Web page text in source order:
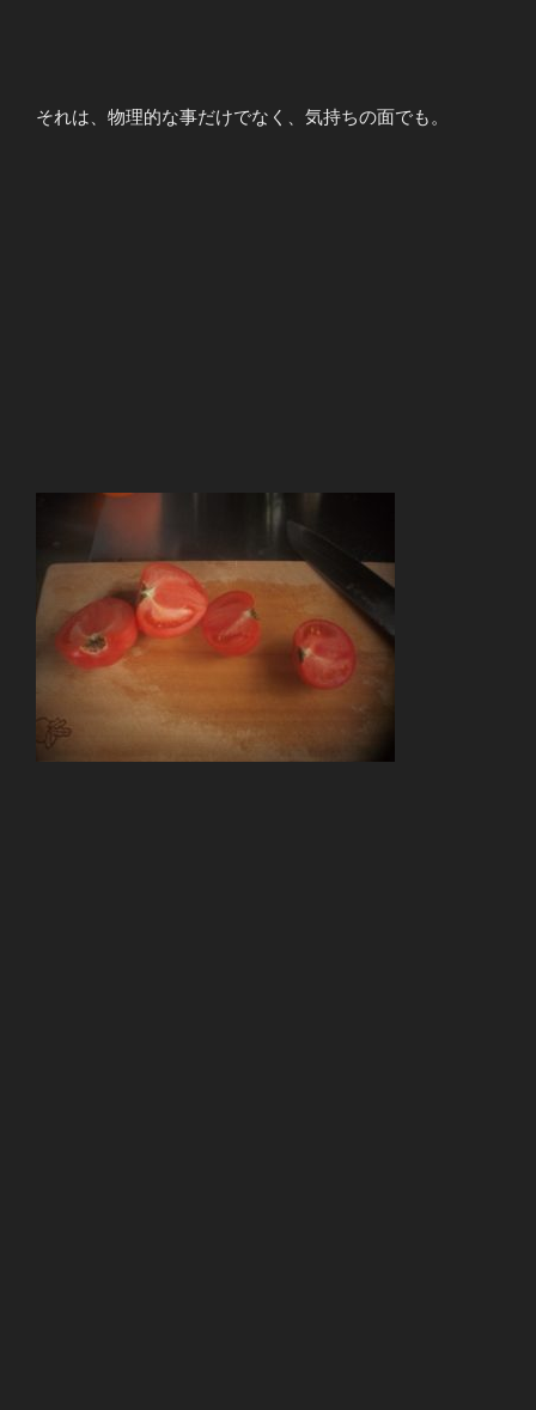
それは、物理的な事だけでなく、気持ちの面でも。